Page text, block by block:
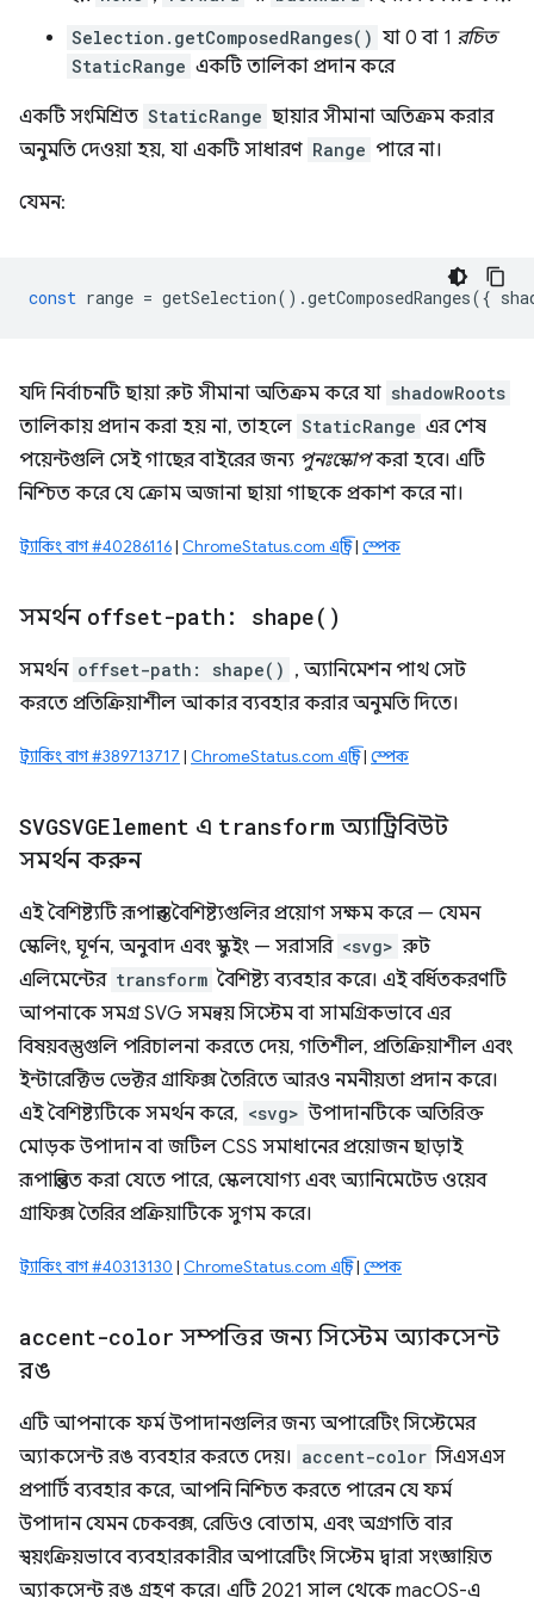
Selection.getComposedRanges() যা 0 বা 1 রচিত
StaticRange একটি তালিকা প্রদান করে
একটি সংমিশ্রিত StaticRange ছায়ার সীমানা অতিক্রম করার
অনুমতি দেওয়া হয়, যা একটি সাধারণ Range পারে না।
যেমন:
const range = getSelection().getComposedRanges({
যদি নির্বাচনটি ছায়া রুট সীমানা অতিক্রম করে যা shadowRoots
তালিকায় প্রদান করা হয় না, তাহলে StaticRange এর শেষ
পয়েন্টগুলি সেই গাছের বাইরের জন্য পুনঃস্কোপকরা হবে। এটি
নিশ্চিত করে যে ক্রোম অজানা ছায়া গাছকে প্রকাশ করে না।
ট্র্যাকিং বাগ #40286116| ChromeStatus.com এন্ট্রি| স্পেক
সমর্থন offset-path: shape( )
সমর্থন offset-path: shape() , অ্যানিমেশন পাথ সেট
করতে প্রতিক্রিয়াশীল আকার ব্যবহার করার অনুমতি দিতে।
ট্র্যাকিং বাগ #389713717 | ChromeStatus.com এন্ট্রি| স্পেক
SVGSVGElement এ transform অ্যাট্রিবিউট
সমর্থন করুন
এই বৈশিষ্ট্যটি রূপান্তর বৈশিষ্ট্যগুলির প্রয়োগ সক্ষম করে — যেমন
স্কেলিং, ঘূর্ণন, অনুবাদ এবং স্কুইং — সরাসরি <svg> রুট
এলিমেন্টের transform বৈশিষ্ট্য ব্যবহার করে। এই বর্ধিতকরণটি
আপনাকে সমগ্র SVG সমন্বয় সিস্টেম বা সামগ্রিকভাবে এর
বিষয়বস্তুগুলি পরিচালনা করতে দেয়, গতিশীল, প্রতিক্রিয়াশীল এবং
ইন্টারেক্টিভ ভেক্টর গ্রাফিক্স তৈরিতে আরও নমনীয়তা প্রদান করে।
এই বৈশিষ্ট্যটিকে সমর্থন করে, <svg> উপাদানটিকে অতিরিক্ত
মোড়ক উপাদান বা জটিল CSS সমাধানের প্রয়োজন ছাড়াই
রূপান্তরিত করা যেতে পারে, স্কেলযোগ্য এবং অ্যানিমেটেড ওয়েব
গ্রাফিক্স তৈরির প্রক্রিয়াটিকে সুগম করে।
ট্র্যাকিং বাগ #40313130 ​​| ChromeStatus.com এন্ট্রি| স্পেক
accent-color সম্পত্তির জন্য সিস্টেম অ্যাকসেন্ট
রঙ
এটি আপনাকে ফর্ম উপাদানগুলির জন্য অপারেটিং সিস্টেমের
অ্যাকসেন্ট রঙ ব্যবহার করতে দেয়। accent-color সিএসএস
প্রপার্টি ব্যবহার করে, আপনি নিশ্চিত করতে পারেন যে ফর্ম
উপাদান যেমন চেকবক্স, রেডিও বোতাম, এবং অগ্রগতি বার
স্বয়ংক্রিয়ভাবে ব্যবহারকারীর অপারেটিং সিস্টেম দ্বারা সংজ্ঞায়িত
অ্যাকসেন্ট রঙ গ্রহণ করে। এটি 2021 সাল থেকে macOS-এ